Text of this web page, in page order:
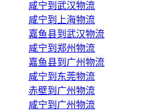
咸宁到武汉物流
咸宁到上海物流
嘉鱼县到武汉物流
咸宁到郑州物流
嘉鱼县到广州物流
咸宁到东莞物流
赤壁到广州物流
咸宁到广州物流